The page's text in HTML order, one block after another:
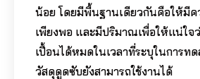
น้อย โดยมีพื้นฐานเดียวกันคือให้มี
เพียงพอ และมีปริมาณเพื่อให้แน่ใจ
เปื้อนได้หมดในเวลาที่ระบุในการท
วัสดุดูดซับยังสามารถใช้งานได้